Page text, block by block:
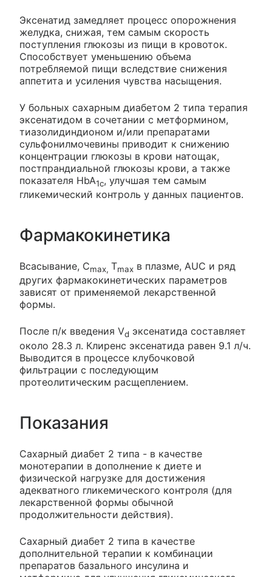
Эксенатид замедляет процесс опорожнения
желудка, снижая, тем самым скорость
поступления глюкозы из пищи в кровоток.
Способствует уменьшению объема
потребляемой пищи вследствие снижения
аппетита и усиления чувства насыщения.
У больных сахарным диабетом 2 типа терапия
эксенатидом в сочетании с метформином,
тиазолидиндионом и/или препаратами
сульфонилмочевины приводит к снижению
концентрации глюкозы в крови натощак,
постпрандиальной глюкозы крови, а также
показателя HbA1c, улучшая тем самым
гликемический контроль у данных пациентов.
Фармакокинетика
Всасывание, Сmax, Tmax в плазме, AUC и ряд
других фармакокинетических параметров
зависят от применяемой лекарственной
формы.
После п/к введения Vd эксенатида составляет
около 28.3 л. Клиренс эксенатида равен 9.1 л/ч.
Выводится в процессе клубочковой
фильтрации с последующим
протеолитическим расщеплением.
Показания
Сахарный диабет 2 типа - в качестве
монотерапии в дополнение к диете и
физической нагрузке для достижения
адекватного гликемического контроля (для
лекарственной формы обычной
продолжительности действия).
Сахарный диабет 2 типа в качестве
дополнительной терапии к комбинации
препаратов базального инсулина и